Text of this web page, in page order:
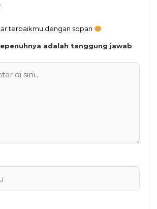
terbaikmu dengan sopan
adalah tanggung jawab